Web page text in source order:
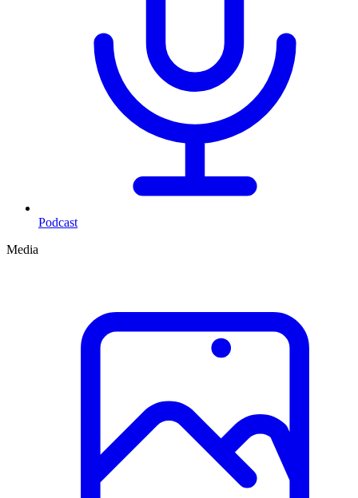
Podcast
Media